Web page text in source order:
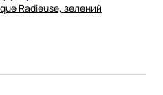
Radieuse, зелений